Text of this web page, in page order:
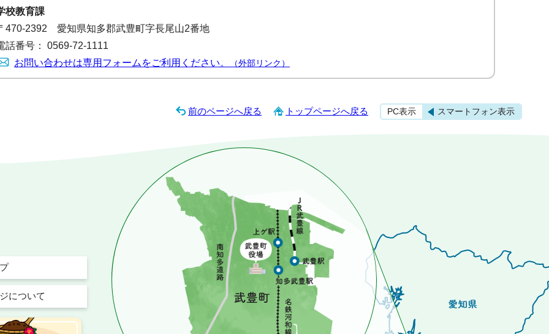
校教育課
470-2392 愛知県知多郡武豊町字長尾山2番地
話番号： 0569-72-1111
お問い合わせは専用フォームをご利用ください。
（外部リンク）
前のページへ戻る トップページへ戻る PC表示 スマートフォン表示
について